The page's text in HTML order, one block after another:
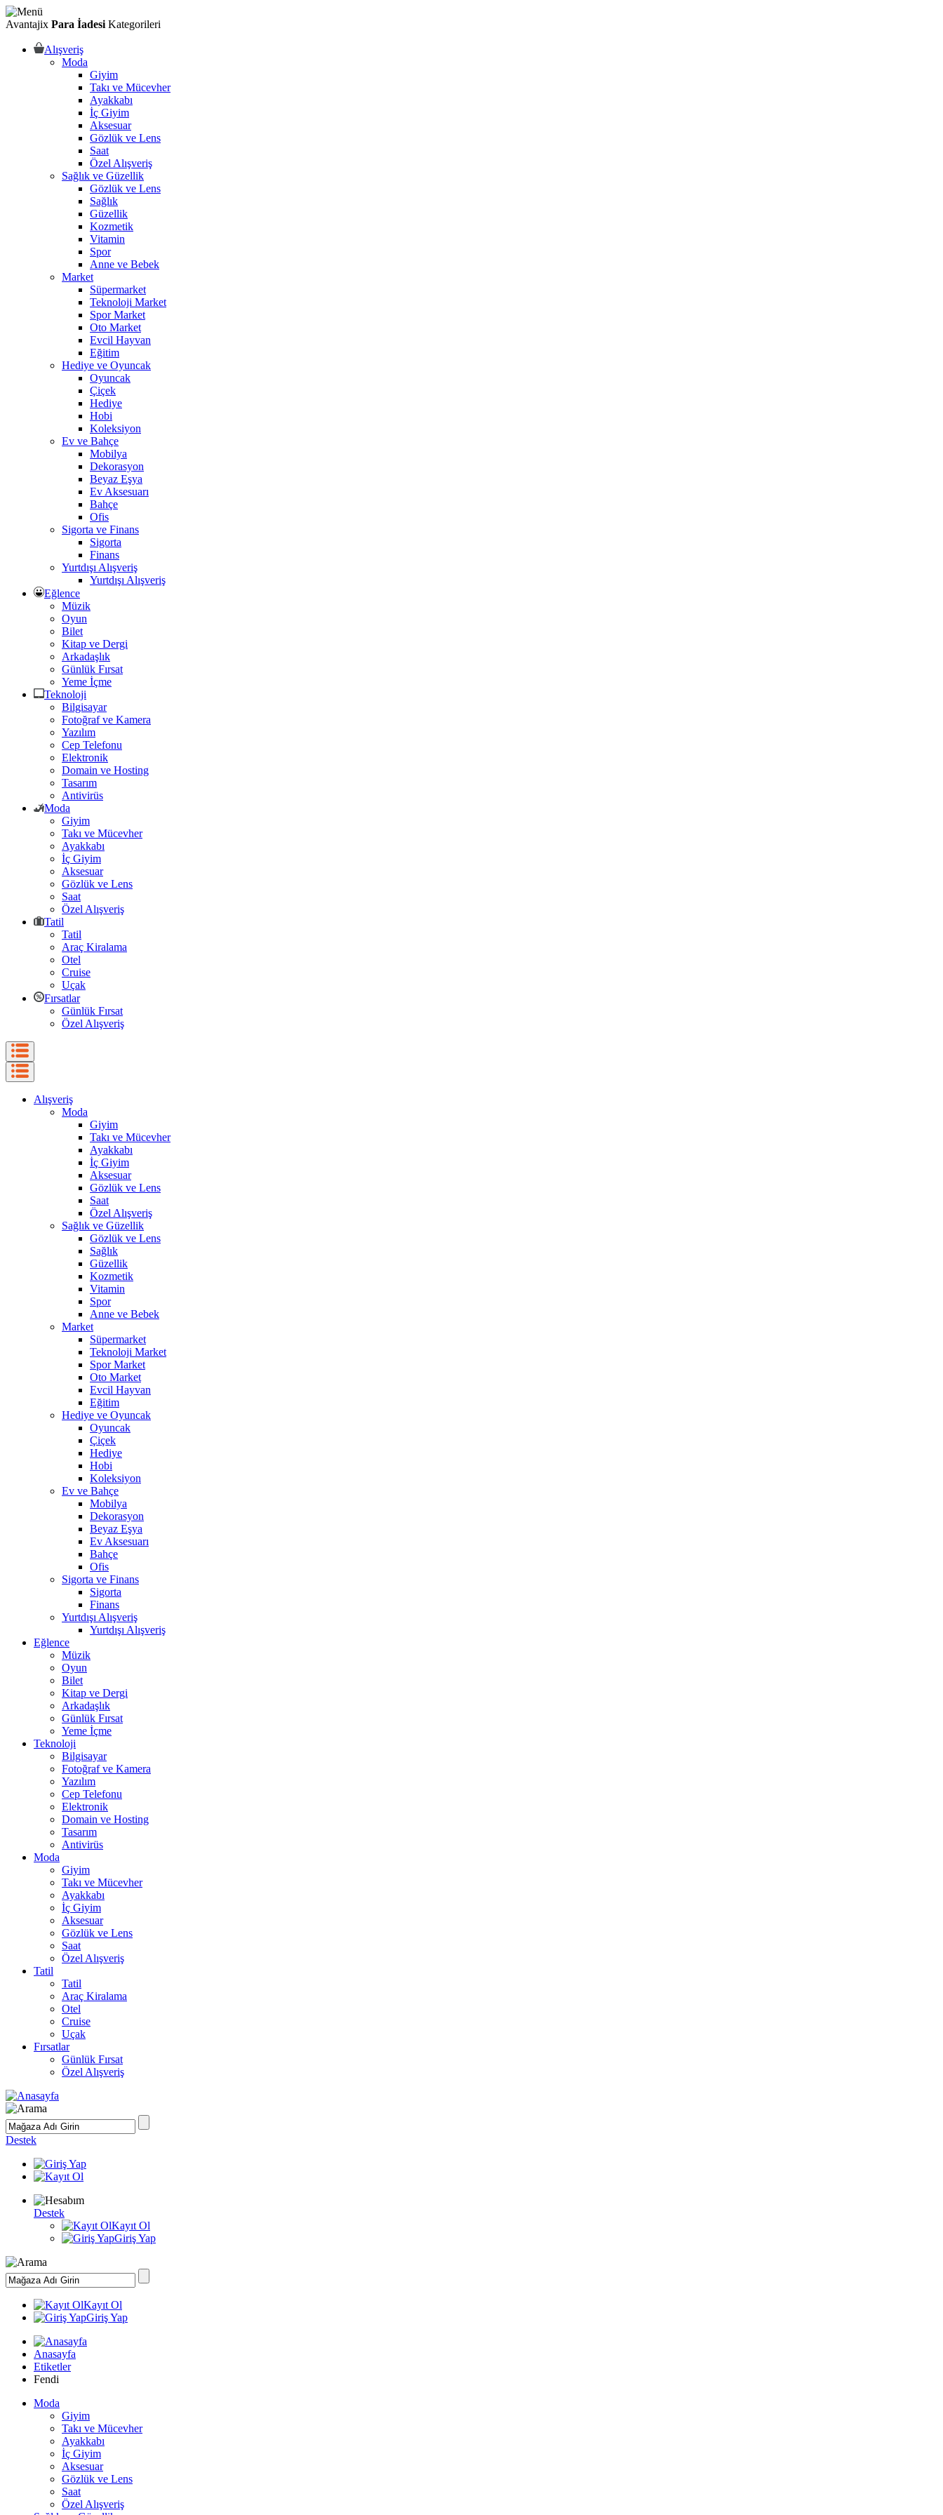
Avantajix Para İadesi Kategorileri
Alışveriş
Moda
Giyim
Takı ve Mücevher
Ayakkabı
İç Giyim
Aksesuar
Gözlük ve Lens
Saat
Özel Alışveriş
Sağlık ve Güzellik
Gözlük ve Lens
Sağlık
Güzellik
Kozmetik
Vitamin
Spor
Anne ve Bebek
Market
Süpermarket
Teknoloji Market
Spor Market
Oto Market
Evcil Hayvan
Eğitim
Hediye ve Oyuncak
Oyuncak
Çiçek
Hediye
Hobi
Koleksiyon
Ev ve Bahçe
Mobilya
Dekorasyon
Beyaz Eşya
Ev Aksesuarı
Bahçe
Ofis
Sigorta ve Finans
Sigorta
Finans
Yurtdışı Alışveriş
Yurtdışı Alışveriş
Eğlence
Müzik
Oyun
Bilet
Kitap ve Dergi
Arkadaşlık
Günlük Fırsat
Yeme İçme
Teknoloji
Bilgisayar
Fotoğraf ve Kamera
Yazılım
Cep Telefonu
Elektronik
Domain ve Hosting
Tasarım
Antivirüs
Moda
Giyim
Takı ve Mücevher
Ayakkabı
İç Giyim
Aksesuar
Gözlük ve Lens
Saat
Özel Alışveriş
Tatil
Tatil
Araç Kiralama
Otel
Cruise
Uçak
Fırsatlar
Günlük Fırsat
Özel Alışveriş
Alışveriş
Moda
Giyim
Takı ve Mücevher
Ayakkabı
İç Giyim
Aksesuar
Gözlük ve Lens
Saat
Özel Alışveriş
Sağlık ve Güzellik
Gözlük ve Lens
Sağlık
Güzellik
Kozmetik
Vitamin
Spor
Anne ve Bebek
Market
Süpermarket
Teknoloji Market
Spor Market
Oto Market
Evcil Hayvan
Eğitim
Hediye ve Oyuncak
Oyuncak
Çiçek
Hediye
Hobi
Koleksiyon
Ev ve Bahçe
Mobilya
Dekorasyon
Beyaz Eşya
Ev Aksesuarı
Bahçe
Ofis
Sigorta ve Finans
Sigorta
Finans
Yurtdışı Alışveriş
Yurtdışı Alışveriş
Eğlence
Müzik
Oyun
Bilet
Kitap ve Dergi
Arkadaşlık
Günlük Fırsat
Yeme İçme
Teknoloji
Bilgisayar
Fotoğraf ve Kamera
Yazılım
Cep Telefonu
Elektronik
Domain ve Hosting
Tasarım
Antivirüs
Moda
Giyim
Takı ve Mücevher
Ayakkabı
İç Giyim
Aksesuar
Gözlük ve Lens
Saat
Özel Alışveriş
Tatil
Tatil
Araç Kiralama
Otel
Cruise
Uçak
Fırsatlar
Günlük Fırsat
Özel Alışveriş
Destek
Destek
Kayıt Ol
Giriş Yap
Kayıt Ol
Giriş Yap
Anasayfa
Etiketler
Fendi
Moda
Giyim
Takı ve Mücevher
Ayakkabı
İç Giyim
Aksesuar
Gözlük ve Lens
Saat
Özel Alışveriş